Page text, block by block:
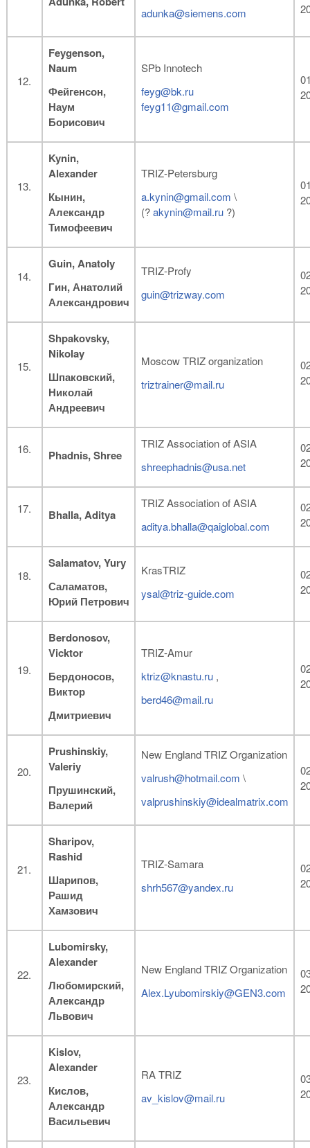
adunka@siemens.com
Feygenson,
Naum
Фейгенсон,
Наум
Борисович
SPb Innotech
feyg@bk.ru
feyg11@gmail.com
Kynin,
Alexander
Кынин,
Александр
Тимофеевич
TRIZ-Petersburg
a.kynin@gmail.com \
(?akynin@mail.ru?)
Guin, Anatoly
Гин, Анатолий
Александрович
TRIZ-Profy
guin@trizway.com
Shpakovsky,
Nikolay
Шпаковский,
Николай
Андреевич
Moscow TRIZ organization
triztrainer@mail.ru
Phadnis, Shree
TRIZ Association of ASIA
shreephadnis@usa.net
Bhalla, Aditya
TRIZ Association of ASIA
aditya.bhalla@qaiglobal.com
Salamatov, Yury
Саламатов,
Юрий Петрович
KrasTRIZ
ysal@triz-guide.com
Berdonosov,
Vicktor
Бердоносов,
Виктор
Дмитриевич
TRIZ-Amur
ktriz@knastu.ru,
berd46@mail.ru
Prushinskiy,
Valeriy
Прушинский,
Валерий
New England TRIZ Organization
valrush@hotmail.com \
valprushinskiy@idealmatrix.com
Sharipov,
Rashid
Шарипов,
Рашид
Хамзович
TRIZ-Samara
shrh567@yandex.ru
Lubomirsky,
Alexander
Любомирский,
Александр
Львович
New England TRIZ Organization
Alex.Lyubomirskiy@GEN3.com
Kislov,
Alexander
Кислов,
Александр
Васильевич
RA TRIZ
av_kislov@mail.ru